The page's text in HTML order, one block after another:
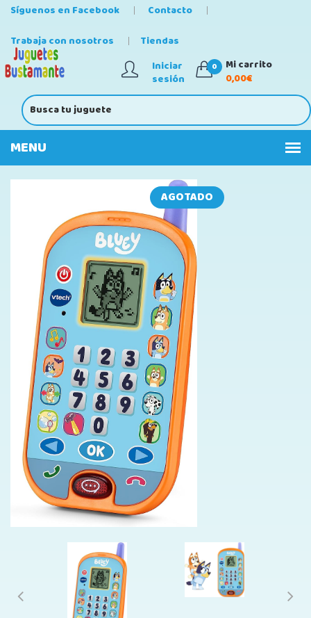
Síguenos en Facebook
Contacto
Trabaja con nosotros
Tiendas
Iniciar
sesión
0
Mi carrito
0,00€
AGOTADO